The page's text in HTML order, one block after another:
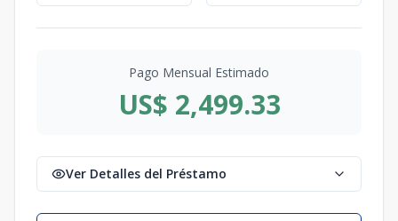
Pago Mensual Estimado
US$ 2,499.33
Ver Detalles del Préstamo